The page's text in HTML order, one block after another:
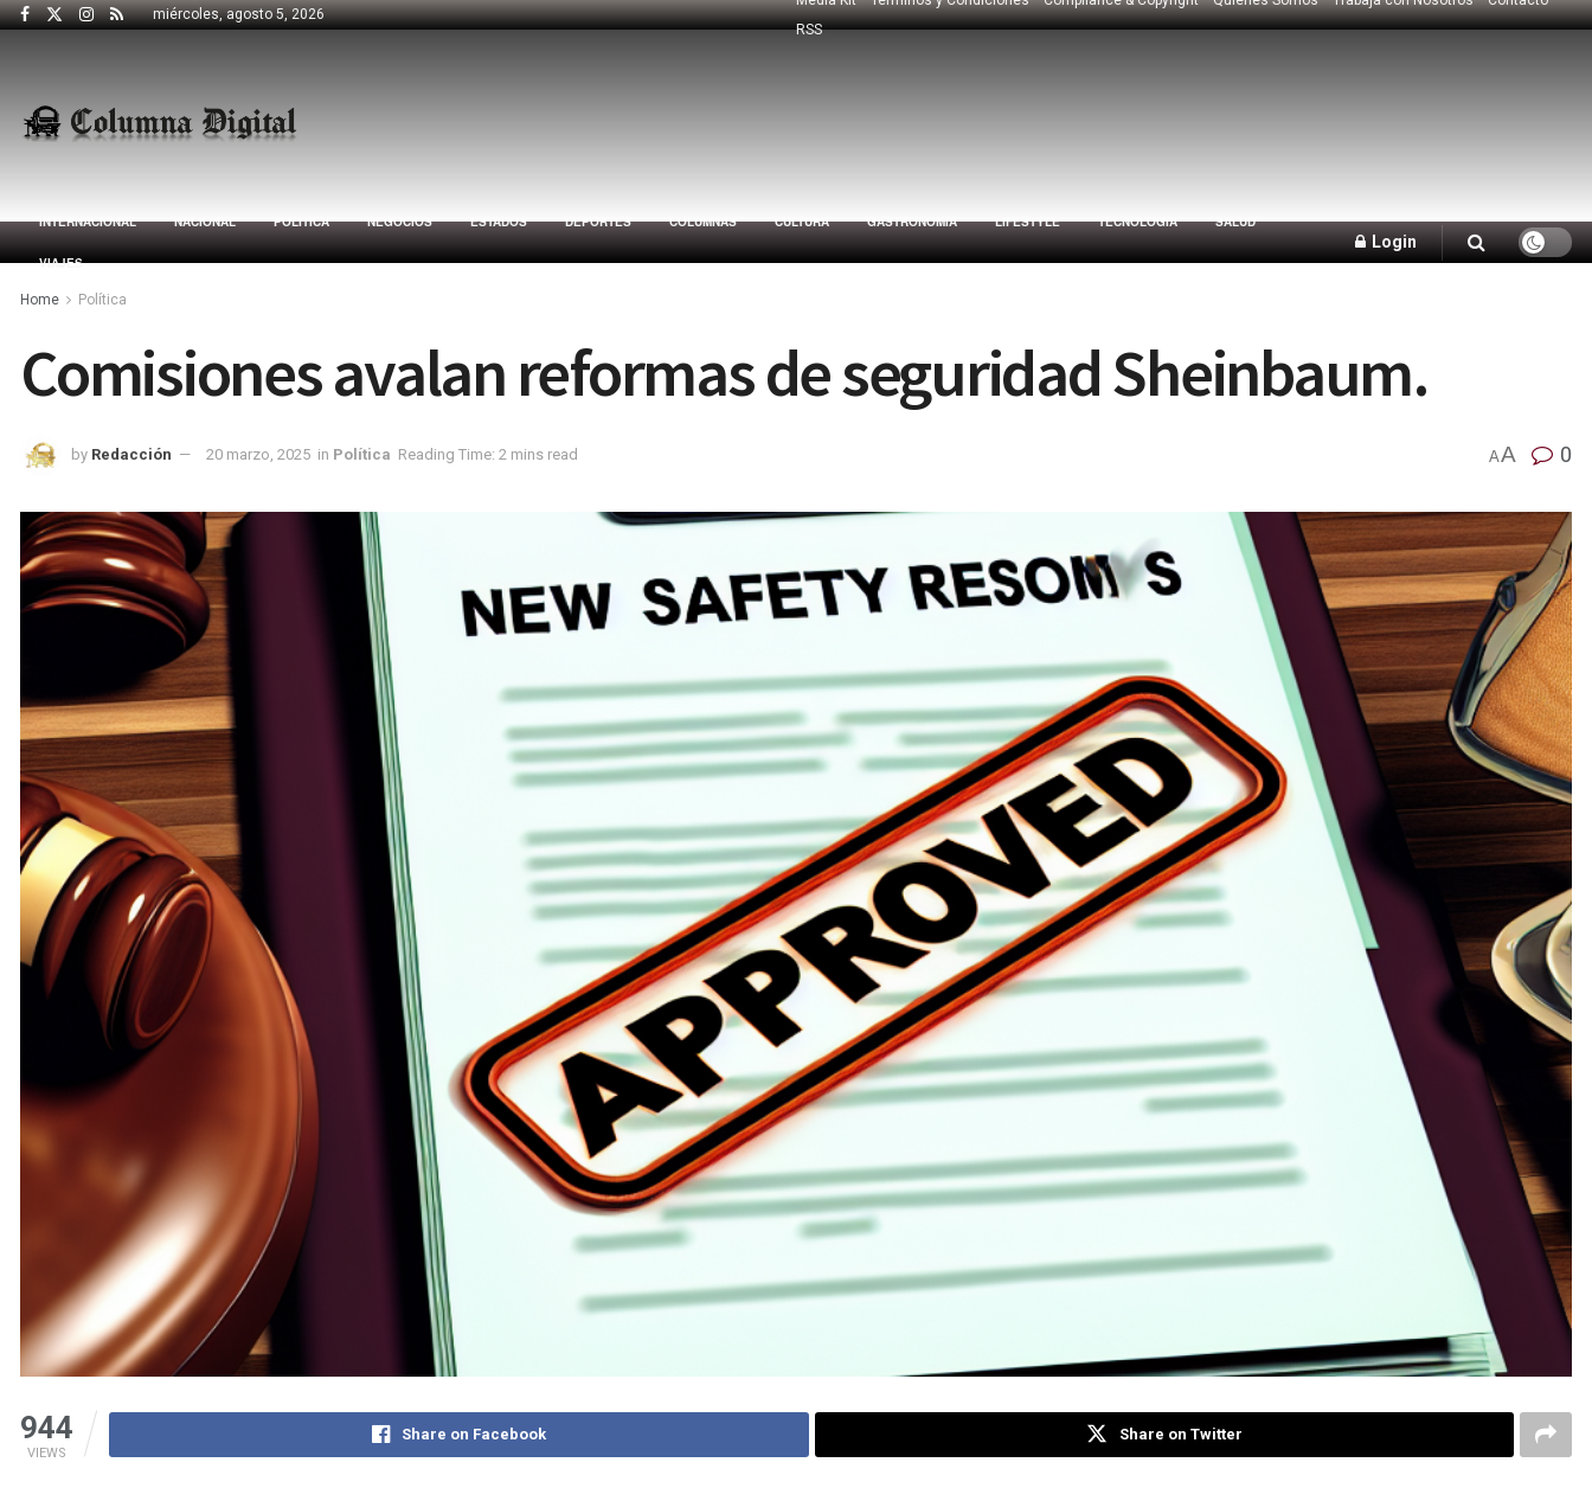
miércoles, agosto 5, 2026
RSS
INTERNACIONAL NACIONAL POLÍTICA NEGOCIOS ESTADOS DEPORTES COLUMNAS CULTURA GASTRONOMÍA LIFESTYLE TECNOLOGÍA SALUD
VIAJES
Login
Home Política
Comisiones avalan reformas de seguridad Sheinbaum.
by Redacción 20 marzo, 2025 in Política Reading Time: 2 mins read AA 0
944
VIEWS
Share on Facebook Share on Twitter